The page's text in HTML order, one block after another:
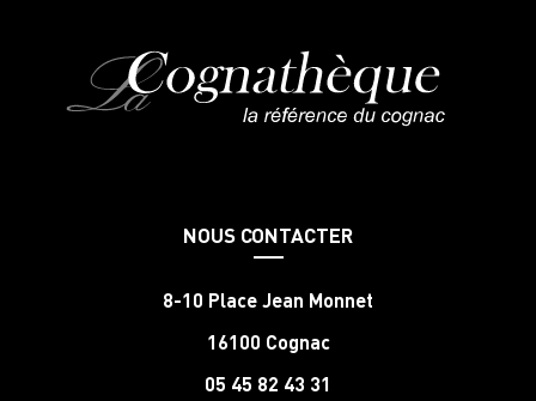
NOUS CONTACTER
8-10 Place Jean Monnet
16100 Cognac
05 45 82 43 31